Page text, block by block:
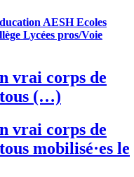
AESHEcoles
Lycées pros/Voie
vrai corps de
(…)
vrai corps de
mobilisé·es le